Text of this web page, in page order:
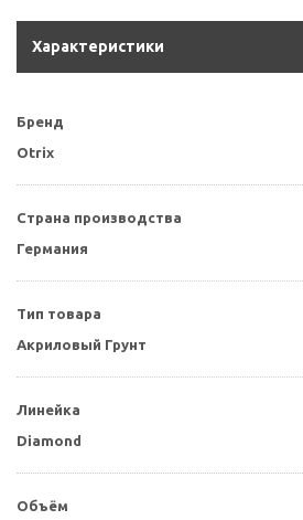
Характеристики
Бренд
Otrix
Страна производства
Германия
Тип товара
Акриловый Грунт
Линейка
Diamond
Объём